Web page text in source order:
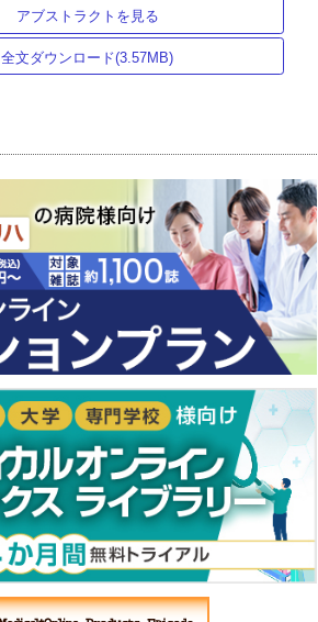
アブストラクトを見る
全文ダウンロード(3.57MB)